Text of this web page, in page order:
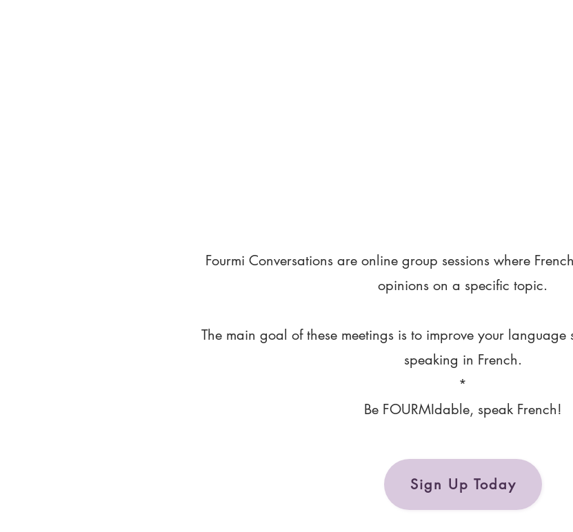
Fourmi Conversations are online group sessions where
opinions on a specific topic.
The main goal of these meetings is to improve your
speaking in French.
*
Be FOURMIdable, speak French!
Sign Up Today